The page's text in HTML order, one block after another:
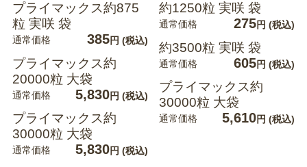
プライマックス約875
粒 実咲 袋
通常価格 385円 (税込)
プライマックス約
20000粒 大袋
通常価格 5,830円 (税込)
プライマックス約
30000粒 大袋
通常価格 5,830円 (税込)
約1250粒 実咲 袋
通常価格 275円 (税込)
約3500粒 実咲 袋
通常価格 605円 (税込)
プライマックス約
30000粒 大袋
通常価格 5,610円 (税込)